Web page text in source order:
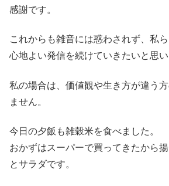
感謝です。
これからも雑音には惑わされず、私ら
心地よい発信を続けていきたいと思い
私の場合は、価値観や生き方が違う
ません。
今日の夕飯も雑穀米を食べました。
おかずはスーパーで買ってきたから
とサラダです。